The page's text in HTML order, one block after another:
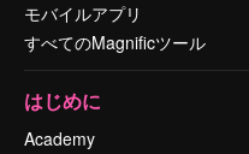
モバイルアプリ
すべてのMagnificツール
はじめに
Academy